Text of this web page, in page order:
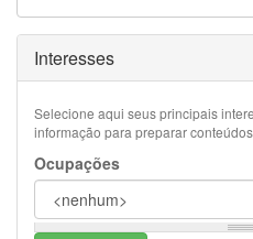
Ocultar
Interesses
Selecione aqui seus principais
informação para preparar
Ocupações